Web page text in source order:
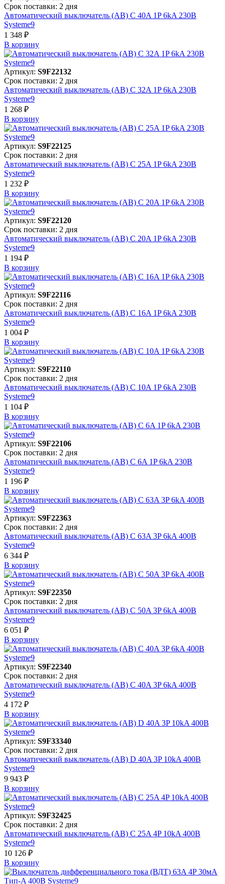
Срок поставки: 2 дня
Автоматический выключатель (АВ) C 40A 1P 6kA 230В
Systeme9
1 348 ₽
В корзинy
Артикул: S9F22132
Срок поставки: 2 дня
Автоматический выключатель (АВ) C 32A 1P 6kA 230В
Systeme9
1 268 ₽
В корзинy
Артикул: S9F22125
Срок поставки: 2 дня
Автоматический выключатель (АВ) C 25A 1P 6kA 230В
Systeme9
1 232 ₽
В корзинy
Артикул: S9F22120
Срок поставки: 2 дня
Автоматический выключатель (АВ) C 20A 1P 6kA 230В
Systeme9
1 194 ₽
В корзинy
Артикул: S9F22116
Срок поставки: 2 дня
Автоматический выключатель (АВ) C 16A 1P 6kA 230В
Systeme9
1 004 ₽
В корзинy
Артикул: S9F22110
Срок поставки: 2 дня
Автоматический выключатель (АВ) C 10A 1P 6kA 230В
Systeme9
1 104 ₽
В корзинy
Артикул: S9F22106
Срок поставки: 2 дня
Автоматический выключатель (АВ) C 6A 1P 6kA 230В
Systeme9
1 196 ₽
В корзинy
Артикул: S9F22363
Срок поставки: 2 дня
Автоматический выключатель (АВ) C 63A 3P 6kA 400В
Systeme9
6 344 ₽
В корзинy
Артикул: S9F22350
Срок поставки: 2 дня
Автоматический выключатель (АВ) C 50A 3P 6kA 400В
Systeme9
6 051 ₽
В корзинy
Артикул: S9F22340
Срок поставки: 2 дня
Автоматический выключатель (АВ) C 40A 3P 6kA 400В
Systeme9
4 172 ₽
В корзинy
Артикул: S9F33340
Срок поставки: 2 дня
Автоматический выключатель (АВ) D 40A 3P 10kA 400В
Systeme9
9 943 ₽
В корзинy
Артикул: S9F32425
Срок поставки: 2 дня
Автоматический выключатель (АВ) C 25A 4P 10kA 400В
Systeme9
10 126 ₽
В корзинy